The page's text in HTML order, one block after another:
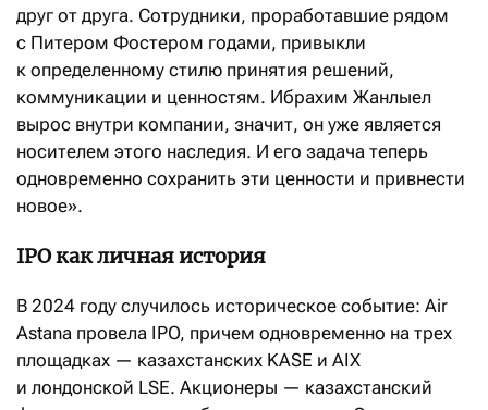
друг от друга. Сотрудники, проработавшие рядом
с Питером Фостером годами, привыкли
к определенному стилю принятия решений,
коммуникации и ценностям. Ибрахим Жанлыел
вырос внутри компании, значит, он уже является
носителем этого наследия. И его задача теперь
одновременно сохранить эти ценности и привнести
новое».
IPO как личная история
В 2024 году случилось историческое событие: Air
Astana провела IPO, причем одновременно на трех
площадках — казахстанских KASE и AIX
и лондонской LSE. Акционеры — казахстанский